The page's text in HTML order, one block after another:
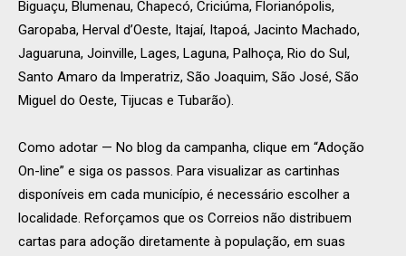
Biguaçu, Blumenau, Chapecó, Criciúma, Florianópolis,
Garopaba, Herval d’Oeste, Itajaí, Itapoá, Jacinto Machado,
Jaguaruna, Joinville, Lages, Laguna, Palhoça, Rio do Sul,
Santo Amaro da Imperatriz, São Joaquim, São José, São
Miguel do Oeste, Tijucas e Tubarão).
Como adotar — No blog da campanha, clique em “Adoção
On-line” e siga os passos. Para visualizar as cartinhas
disponíveis em cada município, é necessário escolher a
localidade. Reforçamos que os Correios não distribuem
cartas para adoção diretamente à população, em suas